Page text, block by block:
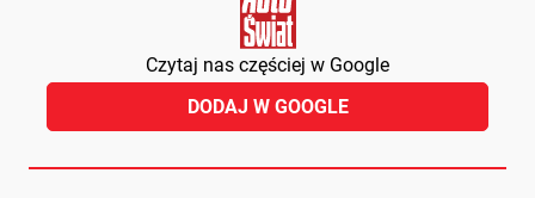
Czytaj nas częściej w Google
DODAJ W GOOGLE